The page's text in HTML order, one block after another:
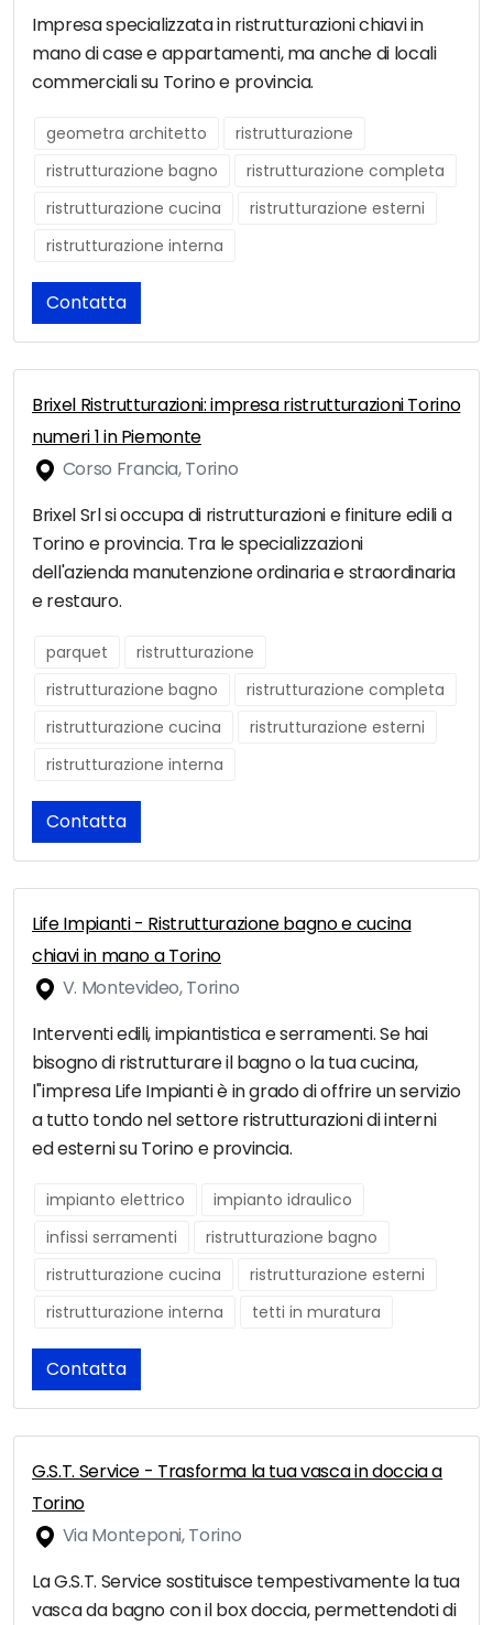
Impresa specializzata in ristrutturazioni chiavi in
mano di case e appartamenti, ma anche di locali
commerciali su Torino e provincia.
geometra architetto
ristrutturazione
ristrutturazione bagno
ristrutturazione completa
ristrutturazione cucina
ristrutturazione esterni
ristrutturazione interna
Contatta
Brixel Ristrutturazioni: impresa ristrutturazioni Torino
numeri 1 in Piemonte
Corso Francia, Torino
Brixel Srl si occupa di ristrutturazioni e finiture edili a
Torino e provincia. Tra le specializzazioni
dell'azienda manutenzione ordinaria e straordinaria
e restauro.
parquet
ristrutturazione
ristrutturazione bagno
ristrutturazione completa
ristrutturazione cucina
ristrutturazione esterni
ristrutturazione interna
Contatta
Life Impianti - Ristrutturazione bagno e cucina
chiavi in mano a Torino
V. Montevideo, Torino
Interventi edili, impiantistica e serramenti. Se hai
bisogno di ristrutturare il bagno o la tua cucina,
l''impresa Life Impianti è in grado di offrire un servizio
a tutto tondo nel settore ristrutturazioni di interni
ed esterni su Torino e provincia.
impianto elettrico
impianto idraulico
infissi serramenti
ristrutturazione bagno
ristrutturazione cucina
ristrutturazione esterni
ristrutturazione interna
tetti in muratura
Contatta
G.S.T. Service - Trasforma la tua vasca in doccia a
Torino
Via Monteponi, Torino
La G.S.T. Service sostituisce tempestivamente la tua
vasca da bagno con il box doccia, permettendoti di